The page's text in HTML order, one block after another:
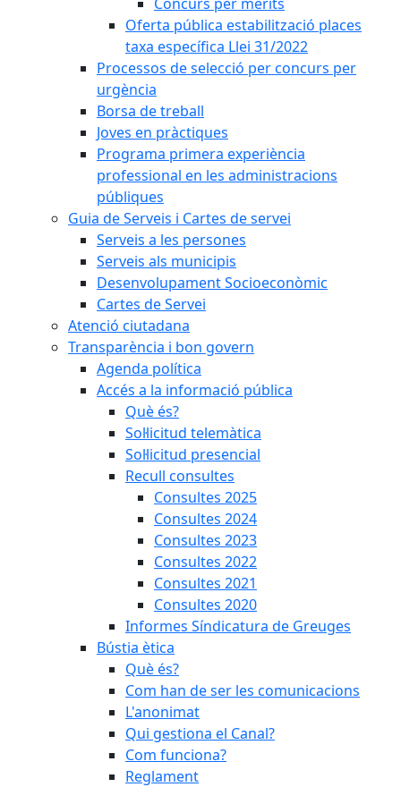
Oferta pública estabilització places
taxa específica Llei 31/2022
Processos de selecció per concurs per
urgència
Borsa de treball
Joves en pràctiques
Programa primera experiència
professional en les administracions
públiques
Guia de Serveis i Cartes de servei
Serveis a les persones
Serveis als municipis
Desenvolupament Socioeconòmic
Cartes de Servei
Atenció ciutadana
Transparència i bon govern
Agenda política
Accés a la informació pública
Què és?
Sol·licitud telemàtica
Sol·licitud presencial
Recull consultes
Consultes 2025
Consultes 2024
Consultes 2023
Consultes 2022
Consultes 2021
Consultes 2020
Informes Síndicatura de Greuges
Bústia ètica
Què és?
Com han de ser les comunicacions
L'anonimat
Qui gestiona el Canal?
Com funciona?
Reglament